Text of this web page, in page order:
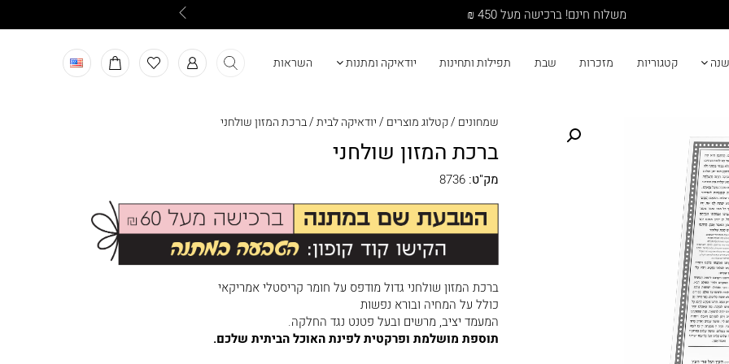
זמינים לשירותכם גם בווצאפ: 02-5000599
קטגוריות מזכרות שבת תפילות ותחינות יודאיקה ומתנות השראות
שמחונים /קטלוג מוצרים /יודאיקה לבית/ברכת המזון שולחני
ברכת המזון שולחני
מק"ט: 8736
ברכת המזון שולחני גדול מודפס על חומר קריסטלי אמריקאי
כולל על המחיה ובורא נפשות
המעמד יציב, מרשים ובעל פטנט נגד החלקה.
תוספת מושלמת ופרקטית לפינת האוכל הביתית שלכם.